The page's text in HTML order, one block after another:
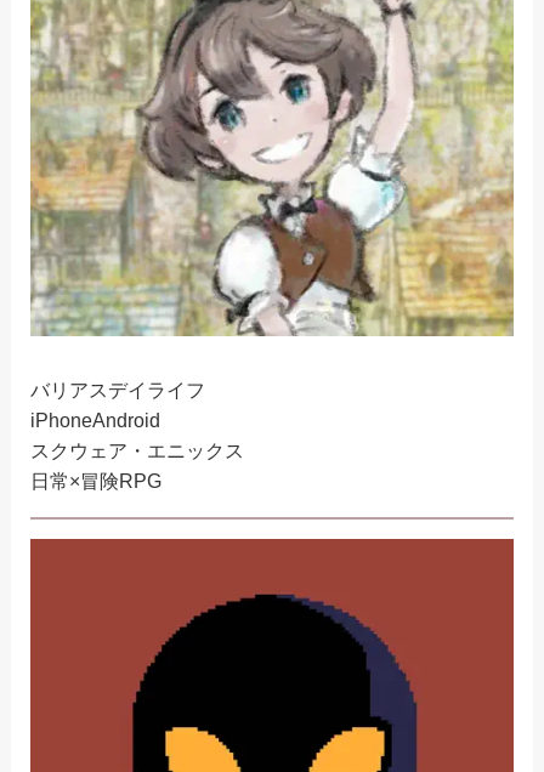
バリアスデイライフ
iPhoneAndroid
スクウェア・エニックス
日常×冒険RPG